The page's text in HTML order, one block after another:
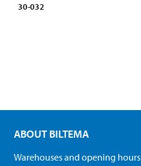
30-032
ABOUT BILTEMA
Warehouses and opening hours